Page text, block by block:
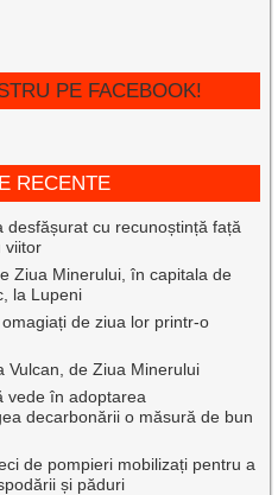
PE FACEBOOK!
RECENTE
desfășurat cu recunoștință față
viitor
Ziua Minerului, în capitala de
la Lupeni
de ziua lor printr-o
Vulcan, de Ziua Minerului
vede în adoptarea
decarbonării o măsură de bun
de pompieri mobilizați pentru a
și păduri